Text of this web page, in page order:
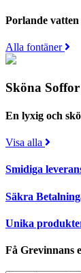
Porlande
Alla fontäner
Sköna Soffor
En lyxig och
Visa alla
Smidiga
Säkra
Unika
Få Grevinnans